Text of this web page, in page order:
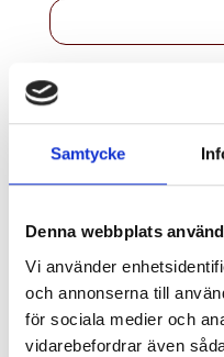
Samtycke
Denna webbplats
Vi använder
och annonserna till
för sociala medier och
vidarebefordrar även
Lösenord
Kom ihåg
Logga in